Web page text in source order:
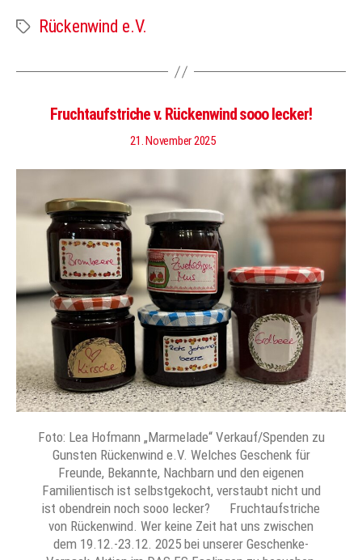
Schlagwörter
Rückenwind e.V.
Fruchtaufstriche v. Rückenwind sooo lecker!
21. November 2025
Foto: Lea Hofmann „Marmelade“ Verkauf/Spenden zu
Gunsten Rückenwind e.V. Welches Geschenk für
Freunde, Bekannte, Nachbarn und den eigenen
Familientisch ist selbstgekocht, verstaubt nicht und
ist obendrein noch sooo lecker? Fruchtaufstriche
von Rückenwind. Wer keine Zeit hat uns zwischen
dem 19.12.-23.12. 2025 bei unserer Geschenke-